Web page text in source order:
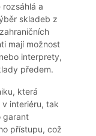
a
skladeb z
mají možnost
interprety,
předem.
která
interiéru, tak
garant
přístupu, což